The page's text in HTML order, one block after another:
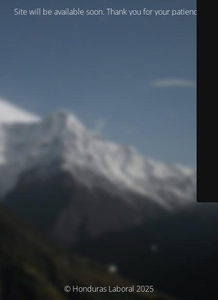
Site will be available soon. Thank you for your patience!
© Honduras Laboral 2025